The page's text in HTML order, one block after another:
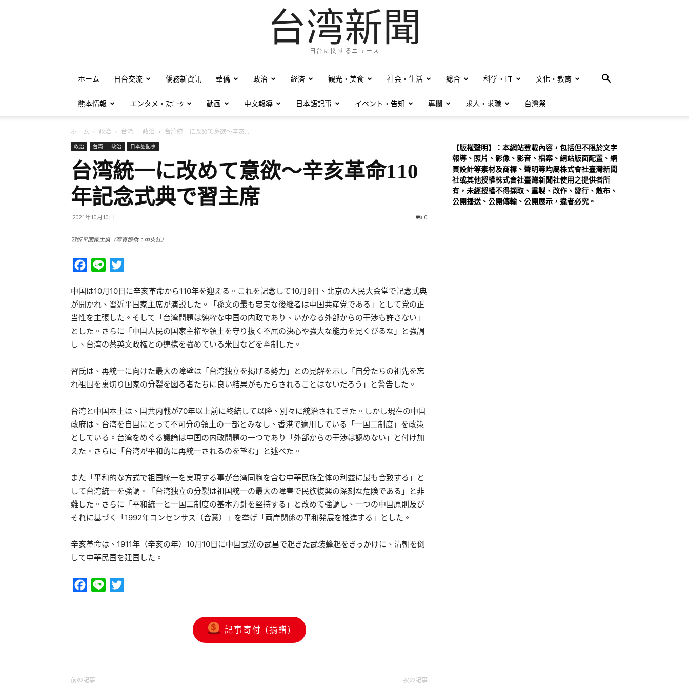
台湾新聞
日台に関するニュース
ホーム 日台交流 僑務新資訊 華僑 政治 経済 観光・美食 社会・生活 総合 科学・IT 文化・教育
熊本情報 エンタメ・ｽﾎﾟｰﾂ 動画 中文報導 日本語記事 イベント・告知 專欄 求人・求職 台灣祭
ホーム 政治 台湾 — 政治 台湾統一に改めて意欲～辛亥...
政治 台湾 — 政治 日本語記事
台湾統一に改めて意欲～辛亥革命110
年記念式典で習主席
2021年10月10日 0
習近平国家主席（写真提供：中央社）
Facebook
Line
中国は10月10日に辛亥革命から110年を迎える。これを記念して10月9日、北京の人民大会堂で記念式典
が開かれ、習近平国家主席が演説した。「孫文の最も忠実な後継者は中国共産党である」として党の正
当性を主張した。そして「台湾問題は純粋な中国の内政であり、いかなる外部からの干渉も許さない」
とした。さらに「中国人民の国家主権や領土を守り抜く不屈の決心や強大な能力を見くびるな」と強調
し、台湾の蔡英文政権との連携を強めている米国などを牽制した。
習氏は、再統一に向けた最大の障壁は「台湾独立を掲げる勢力」との見解を示し「自分たちの祖先を忘
れ祖国を裏切り国家の分裂を図る者たちに良い結果がもたらされることはないだろう」と警告した。
台湾と中国本土は、国共内戦が70年以上前に終結して以降、別々に統治されてきた。しかし現在の中国
政府は、台湾を自国にとって不可分の領土の一部とみなし、香港で適用している「一国二制度」を政策
としている。台湾をめぐる議論は中国の内政問題の一つであり「外部からの干渉は認めない」と付け加
えた。さらに「台湾が平和的に再統一されるのを望む」と述べた。
また「平和的な方式で祖国統一を実現する事が台湾同胞を含む中華民族全体の利益に最も合致する」と
して台湾統一を強調。「台湾独立の分裂は祖国統一の最大の障害で民族復興の深刻な危険である」と非
難した。さらに「平和統一と一国二制度の基本方針を堅持する」と改めて強調し、一つの中国原則及び
それに基づく「1992年コンセンサス（合意）」を挙げ「両岸関係の平和発展を推進する」とした。
辛亥革命は、1911年（辛亥の年）10月10日に中国武漢の武昌で起きた武装蜂起をきっかけに、清朝を倒
して中華民国を建国した。
Facebook
Line
記事寄付 (捐贈)
前の記事 次の記事
【版權聲明】：本網站登載內容，包括但不限於文字
報導、照片、影像、影音、檔案、網站版面配置、網
頁設計等素材及商標、聲明等均屬株式會社臺灣新聞
社或其他授權株式會社臺灣新聞社使用之提供者所
有，未經授權不得擷取、重製、改作、發行、散布、
公開播送、公開傳輸、公開展示，違者必究。